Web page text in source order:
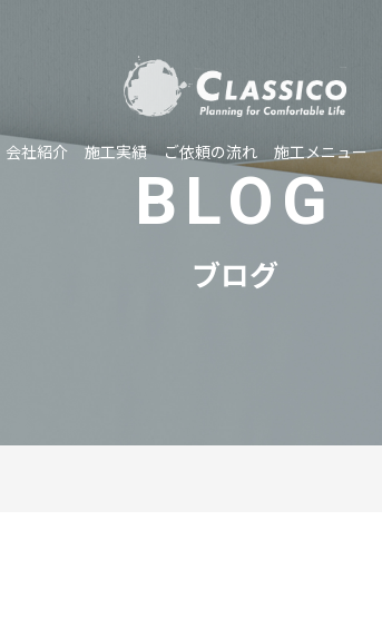
会社紹介 施工実績 ご依頼の流れ 施工メニュー
BLOG
ブログ